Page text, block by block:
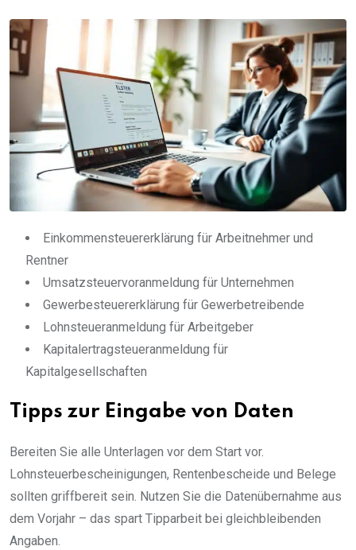
Einkommensteuererklärung für Arbeitnehmer und
Rentner
Umsatzsteuervoranmeldung für Unternehmen
Gewerbesteuererklärung für Gewerbetreibende
Lohnsteueranmeldung für Arbeitgeber
Kapitalertragsteueranmeldung für
Kapitalgesellschaften
Tipps zur Eingabe von Daten
Bereiten Sie alle Unterlagen vor dem Start vor.
Lohnsteuerbescheinigungen, Rentenbescheide und Belege
sollten griffbereit sein. Nutzen Sie die Datenübernahme aus
dem Vorjahr – das spart Tipparbeit bei gleichbleibenden
Angaben.